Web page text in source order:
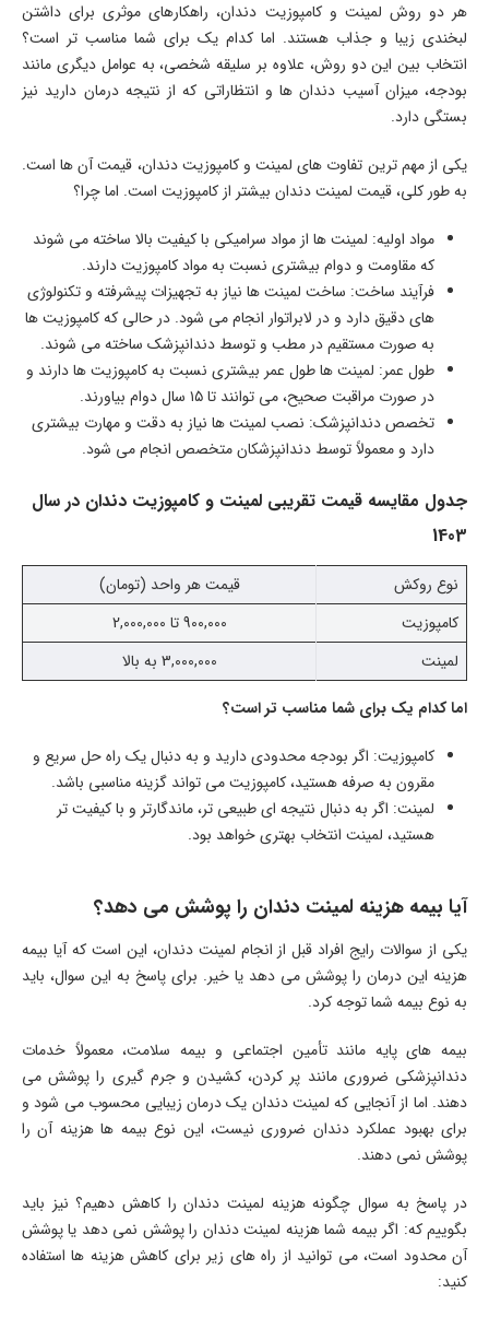
هر دو روش لمینت و کامپوزیت دندان، راهکارهای موثری برای داشتن
لبخندی زیبا و جذاب هستند. اما کدام یک برای شما مناسب تر است؟
انتخاب بین این دو روش، علاوه بر سلیقه شخصی، به عوامل دیگری مانند
بودجه، میزان آسیب دندان ها و انتظاراتی که از نتیجه درمان دارید نیز
بستگی دارد.
یکی از مهم ترین تفاوت های لمینت و کامپوزیت دندان، قیمت آن ها است.
به طور کلی، قیمت لمینت دندان بیشتر از کامپوزیت است. اما چرا؟
مواد اولیه: لمینت ها از مواد سرامیکی با کیفیت بالا ساخته می شوند
که مقاومت و دوام بیشتری نسبت به مواد کامپوزیت دارند.
فرآیند ساخت: ساخت لمینت ها نیاز به تجهیزات پیشرفته و تکنولوژی
های دقیق دارد و در لابراتوار انجام می شود. در حالی که کامپوزیت ها
به صورت مستقیم در مطب و توسط دندانپزشک ساخته می شوند.
طول عمر: لمینت ها طول عمر بیشتری نسبت به کامپوزیت ها دارند و
در صورت مراقبت صحیح، می توانند تا ۱۵ سال دوام بیاورند.
تخصص دندانپزشک: نصب لمینت ها نیاز به دقت و مهارت بیشتری
دارد و معمولاً توسط دندانپزشکان متخصص انجام می شود.
جدول مقایسه قیمت تقریبی لمینت و کامپوزیت دندان در سال
1403
نوع روکش
قیمت هر واحد (تومان)
کامپوزیت
900,000 تا 2,000,000
لمینت
3,000,000 به بالا
اماکدام یک برای شما مناسب تر است؟
کامپوزیت: اگر بودجه محدودی دارید و به دنبال یک راه حل سریع و
مقرون به صرفه هستید، کامپوزیت می تواند گزینه مناسبی باشد.
لمینت: اگر به دنبال نتیجه ای طبیعی تر، ماندگارتر و با کیفیت تر
هستید، لمینت انتخاب بهتری خواهد بود.
آیا بیمه هزینه لمینت دندان را پوشش می دهد؟
یکی از سوالات رایج افراد قبل از انجام لمینت دندان، این است که آیا بیمه
هزینه این درمان را پوشش می دهد یا خیر. برای پاسخ به این سوال، باید
به نوع بیمه شما توجه کرد.
بیمه های پایه مانند تأمین اجتماعی و بیمه سلامت، معمولاً خدمات
دندانپزشکی ضروری مانند پر کردن، کشیدن و جرم گیری را پوشش می
دهند. اما از آنجایی که لمینت دندان یک درمان زیبایی محسوب می شود و
برای بهبود عملکرد دندان ضروری نیست، این نوع بیمه ها هزینه آن را
پوشش نمی دهند.
در پاسخ به سوال چگونه هزینه لمینت دندان را کاهش دهیم؟ نیز باید
بگوییم که: اگر بیمه شما هزینه لمینت دندان را پوشش نمی دهد یا پوشش
آن محدود است، می توانید از راه های زیر برای کاهش هزینه ها استفاده
کنید: